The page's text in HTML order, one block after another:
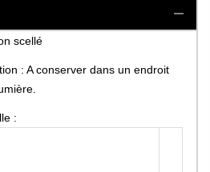
scellé
: A conserver dans un endroit
: